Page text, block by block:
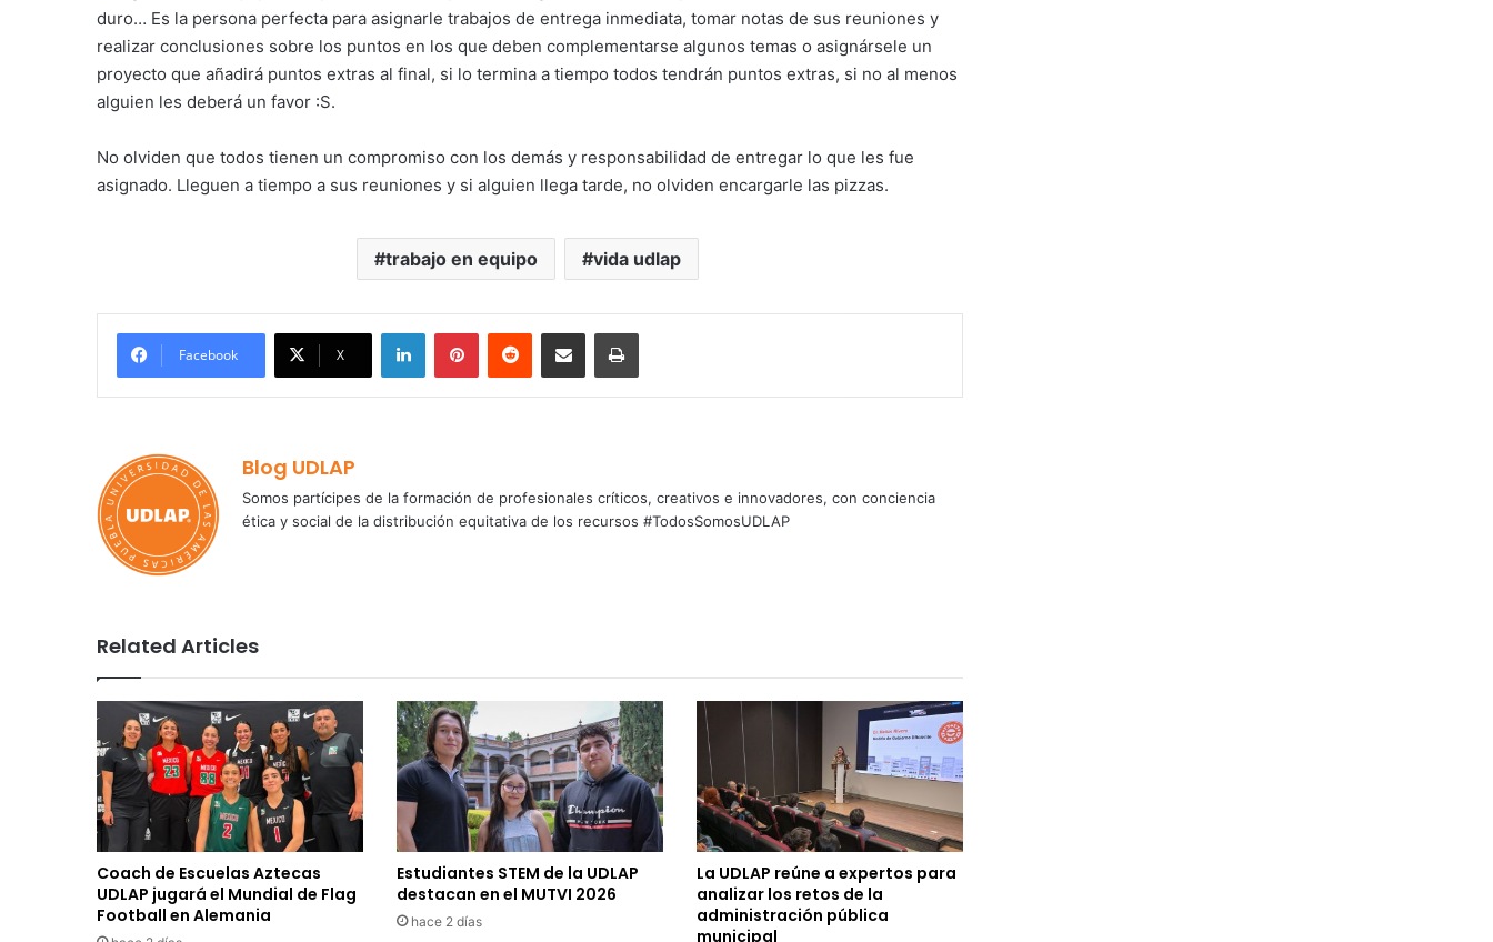
duro… Es la persona perfecta para asignarle trabajos de entrega inmediata, tomar notas de sus reuniones y
realizar conclusiones sobre los puntos en los que deben complementarse algunos temas o asignársele un
proyecto que añadirá puntos extras al final, si lo termina a tiempo todos tendrán puntos extras, si no al menos
alguien les deberá un favor :S.
No olviden que todos tienen un compromiso con los demás y responsabilidad de entregar lo que les fue
asignado. Lleguen a tiempo a sus reuniones y si alguien llega tarde, no olviden encargarle las pizzas.
trabajo en equipo vida udlap
Facebook X
LinkedInPinterestReddit Share via Email Print
Blog UDLAP
Somos partícipes de la formación de profesionales críticos, creativos e innovadores, con conciencia
ética y social de la distribución equitativa de los recursos #TodosSomosUDLAP
Related Articles
Coach de Escuelas Aztecas
UDLAP jugará el Mundial de Flag
Football en Alemania
Estudiantes STEM de la UDLAP
destacan en el MUTVI 2026
hace 2 días
La UDLAP reúne a expertos para
analizar los retos de la
administración pública
municipal